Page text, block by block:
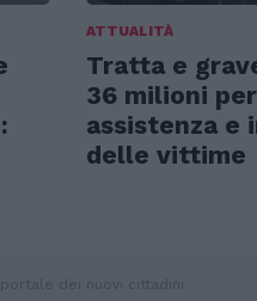
ATTUALITÀ
Tratta e
36 milioni
assistenza e
delle vittime